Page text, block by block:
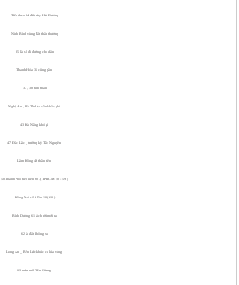
Tiếp theo 34 đất này Hải Dương
Ninh Bình vùng đất thân thương
35 là số đi đường cho dân
Thanh Hóa 36 cũng gần
37 , 38 tình thân
Nghệ An , Hà Tĩnh ta cần khắc ghi
43 Đà Nẵng khó gì
47 Đắc Lắc _ trường kỳ Tây Nguyên
Lâm Đồng 49 thần tiên
50 Thành Phố tiếp liền 60 .( TPHCM 50 - 59 )
Đồng Nai số 6 lần 10 ( 60 )
Bình Dương 61 tách rời mới ra
62 là đất không xa
Long An _ Bến Lức khúc ca lúa vàng
63 màu mỡ Tiền Giang